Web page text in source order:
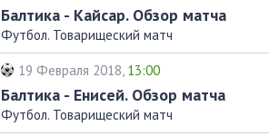
Балтика - Кайсар. Обзор матча
Футбол. Товарищеский матч
19 Февраля 2018, 13:00
Балтика - Енисей. Обзор матча
Футбол. Товарищеский матч